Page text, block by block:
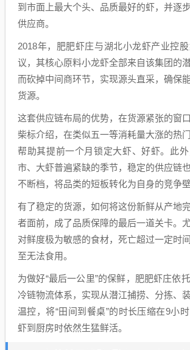
到市面上最大个头、品质最好的虾，并逐
供应商。
2018年，肥肥虾庄与湖北小龙虾产业控
议，其核心原料小龙虾全部来自该集团的
而砍掉中间商环节，实现源头直采，确保
货源。
这套供应链布局的优势，在货源紧张的窗
柴标介绍，在类似五一等消耗量大涨的热
帮助其提前一个月锁定大虾、好虾。此
市、大虾普遍紧缺的季节，稳定的供应链
不断档，将品类的短板转化为自身的竞争壁
有了稳定的货源，如何将这份新鲜从产地
者面前，成了品质保障的最后一道关卡。
对鲜度极为敏感的食材，死亡超过一定时
至无法食用。
为做好“最后一公里”的保鲜，肥肥虾庄依
冷链物流体系，实现从潜江捕捞、分拣、
温控，将“田间到餐桌”的时长压缩在9小
虾到厨房时依然生猛鲜活。